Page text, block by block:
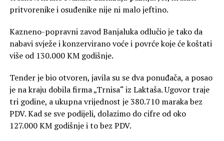
pritvorenike i osuđenike nije ni malo jeftino.
Kazneno-popravni zavod Banjaluka odlučio je tako da
nabavi svježe i konzervirano voće i povrće koje će koštati
više od 130.000 KM godišnje.
Tender je bio otvoren, javila su se dva ponuđača, a posao
je na kraju dobila firma „Trnisa“ iz Laktaša. Ugovor traje
tri godine, a ukupna vrijednost je 380.710 maraka bez
PDV. Kad se sve podijeli, dolazimo do cifre od oko
127.000 KM godišnje i to bez PDV.